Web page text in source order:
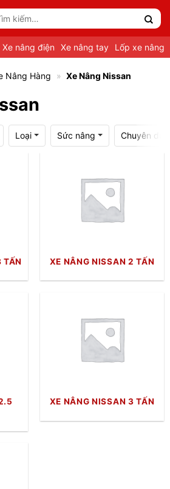
Xe nâng điện Xe nâng tay Lốp xe nâng
Nâng Hàng » Xe Nâng Nissan
Loại Sức nâng Chuyên
TẤN XE NÂNG NISSAN 2 TẤN
XE NÂNG NISSAN 3 TẤN